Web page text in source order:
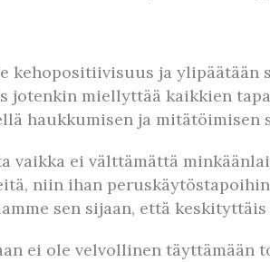
kehopositiivisuus ja ylipäätään
jotenkin miellyttää kaikkien
haukkumisen ja mitätöimisen
vaikka ei välttämättä
niin ihan
sen sijaan, että
ei ole velvollinen täyttämään